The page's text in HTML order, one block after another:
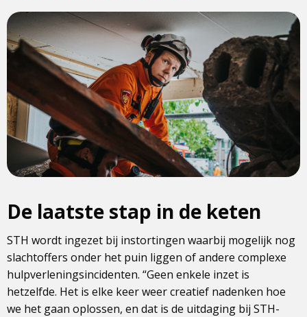
De laatste stap in de keten
STH wordt ingezet bij instortingen waarbij mogelijk nog
slachtoffers onder het puin liggen of andere complexe
hulpverleningsincidenten. “Geen enkele inzet is
hetzelfde. Het is elke keer weer creatief nadenken hoe
we het gaan oplossen, en dat is de uitdaging bij STH-